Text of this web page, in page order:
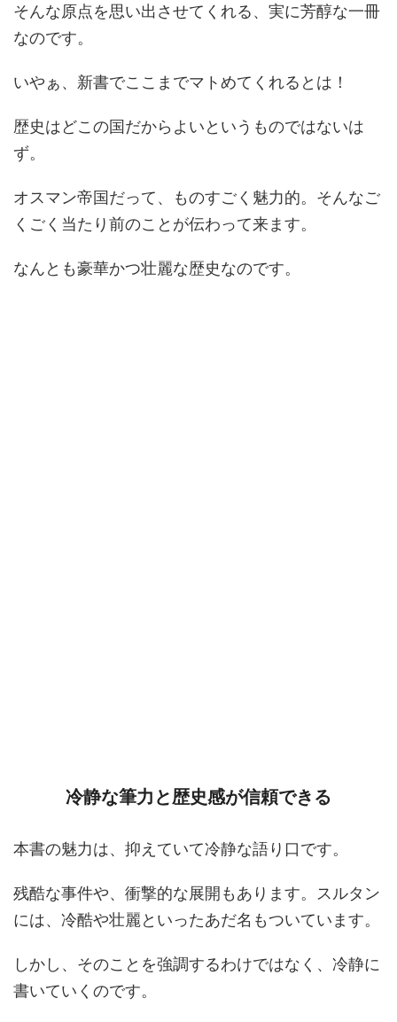
そんな原点を思い出させてくれる、実に芳醇な一冊
なのです。
いやぁ、新書でここまでマトめてくれるとは！
歴史はどこの国だからよいというものではないは
ず。
オスマン帝国だって、ものすごく魅力的。そんなご
くごく当たり前のことが伝わって来ます。
なんとも豪華かつ壮麗な歴史なのです。
冷静な筆力と歴史感が信頼できる
本書の魅力は、抑えていて冷静な語り口です。
残酷な事件や、衝撃的な展開もあります。スルタン
には、冷酷や壮麗といったあだ名もついています。
しかし、そのことを強調するわけではなく、冷静に
書いていくのです。